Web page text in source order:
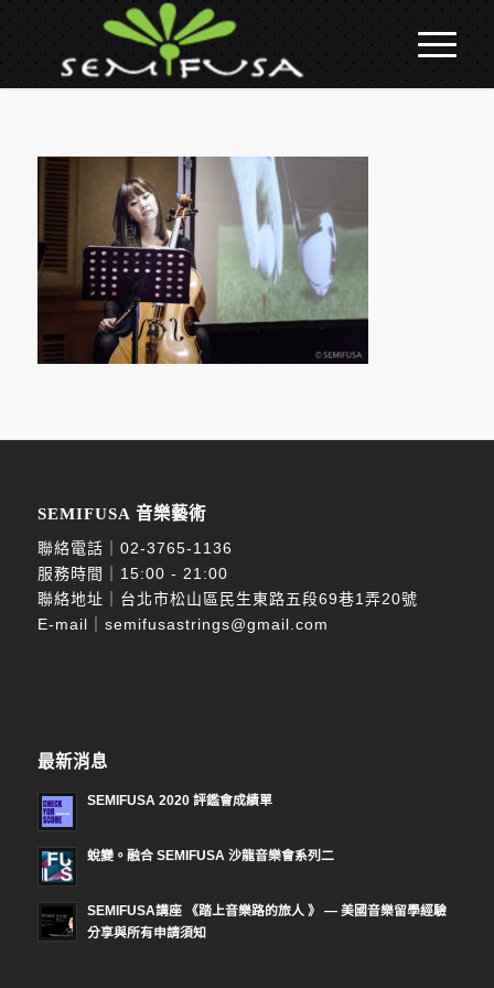
SEMIFUSA 音樂藝術
聯絡電話｜ 02-3765-1136
服務時間｜15:00 - 21:00
聯絡地址｜台北市松山區民生東路五段69巷1弄20號
E-mail｜ semifusastrings@gmail.com
最新消息
SEMIFUSA 2020 評鑑會成績單
蛻變。融合 SEMIFUSA 沙龍音樂會系列二
SEMIFUSA講座 《踏上音樂路的旅人 》 — 美國音樂留學經驗
分享與所有申請須知